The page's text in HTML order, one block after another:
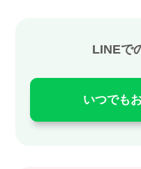
LINEで
いつでも